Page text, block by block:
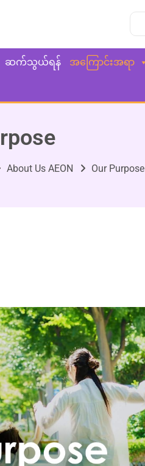
ဆက်သွယ်ရန် အကြောင်းအရာ
About Us AEON Our Purpose